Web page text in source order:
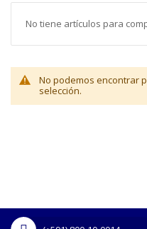
No tiene artículos para
No podemos encontrar
selección.